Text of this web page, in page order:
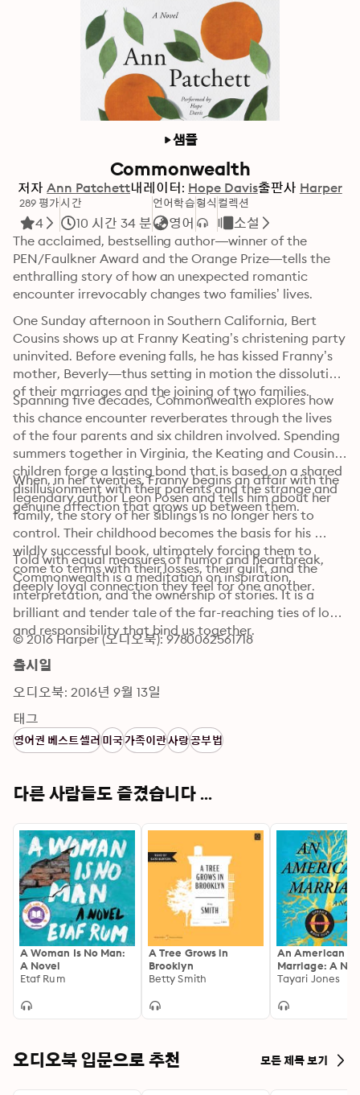
샘플
Commonwealth
저자 Ann Patchett내레이터: Hope Davis출판사 Harper
289 평가
4
시간
10 시간 34 분
언어학습
영어
형식 컬렉션
소설
The acclaimed, bestselling author—winner of the
PEN/Faulkner Award and the Orange Prize—tells the
enthralling story of how an unexpected romantic
encounter irrevocably changes two families’ lives.
One Sunday afternoon in Southern California, Bert
Cousins shows up at Franny Keating’s christening party
uninvited. Before evening falls, he has kissed Franny’s
mother, Beverly—thus setting in motion the dissolution
of their marriages and the joining of two families.
Spanning five decades, Commonwealth explores how
this chance encounter reverberates through the lives
of the four parents and six children involved. Spending
summers together in Virginia, the Keating and Cousins
children forge a lasting bond that is based on a shared
disillusionment with their parents and the strange and
genuine affection that grows up between them.
When, in her twenties, Franny begins an affair with the
legendary author Leon Posen and tells him about her
family, the story of her siblings is no longer hers to
control. Their childhood becomes the basis for his
wildly successful book, ultimately forcing them to
come to terms with their losses, their guilt, and the
deeply loyal connection they feel for one another.
Told with equal measures of humor and heartbreak,
Commonwealth is a meditation on inspiration,
interpretation, and the ownership of stories. It is a
brilliant and tender tale of the far-reaching ties of love
and responsibility that bind us together.
© 2016 Harper (오디오북): 9780062561718
출시일
오디오북: 2016년 9월 13일
태그
영어권 베스트셀러미국가족이란사랑공부법
다른 사람들도 즐겼습니다 ...
A Woman Is No Man:
A Novel
Etaf Rum
A Tree Grows in
Brooklyn
Betty Smith
An American
Marriage: A
Tayari Jones
오디오북 입문으로 추천 모든 제목 보기